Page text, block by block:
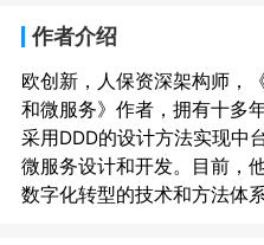
作者介绍
欧创新，人保资深架构师，
和微服务》作者，拥有十多
采用DDD的设计方法实现中
微服务设计和开发。目前，